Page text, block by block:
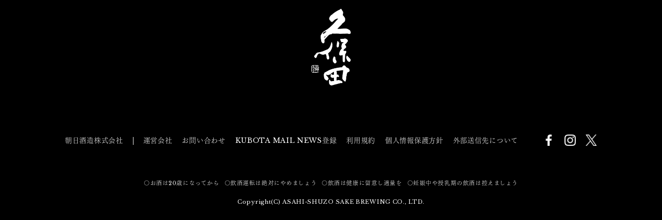
朝日酒造株式会社 運営会社 お問い合わせ KUBOTA MAIL NEWS登録 利用規約 個人情報保護方針 外部送信先について
〇お酒は20歳になってから 〇飲酒運転は絶対にやめましょう 〇飲酒は健康に留意し適量を 〇妊娠中や授乳期の飲酒は控えましょう
Copyright(C) ASAHI-SHUZO SAKE BREWING CO., LTD.